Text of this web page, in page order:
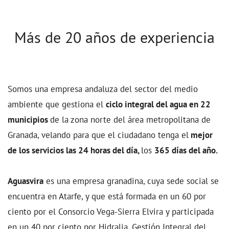
Más de 20 años de experiencia
Somos una empresa andaluza del sector del medio
ambiente que gestiona el ciclo integral del agua en 22
municipiosde la zona norte del área metropolitana de
Granada, velando para que el ciudadano tenga el mejor
de los servicios las 24 horas del día,los 365 días del año.
Aguasvira es una empresa granadina, cuya sede social se
encuentra en Atarfe, y que está formada en un 60 por
ciento por el Consorcio Vega-Sierra Elvira y participada